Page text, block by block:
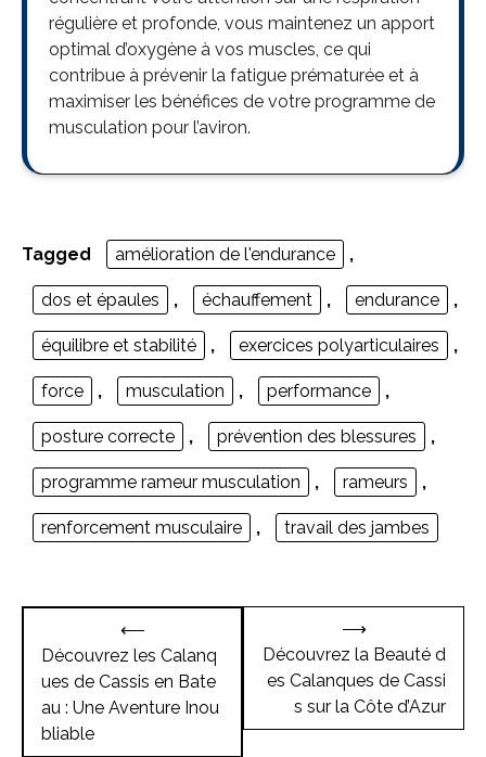
régulière et profonde, vous maintenez un apport
optimal d’oxygène à vos muscles, ce qui
contribue à prévenir la fatigue prématurée et à
maximiser les bénéfices de votre programme de
musculation pour l’aviron.
Tagged amélioration de l'endurance ,
dos et épaules , échauffement , endurance ,
équilibre et stabilité , exercices polyarticulaires ,
force , musculation , performance ,
posture correcte , prévention des blessures ,
programme rameur musculation , rameurs ,
renforcement musculaire , travail des jambes
Navigation
de
l’article
⟵
Découvrez les Calanq
ues de Cassis en Bate
au : Une Aventure Inou
bliable
Découvrez la Beauté d
es Calanques de Cassi
s sur la Côte d’Azur
⟶